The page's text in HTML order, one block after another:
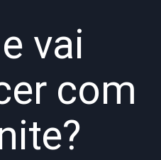
vai
com